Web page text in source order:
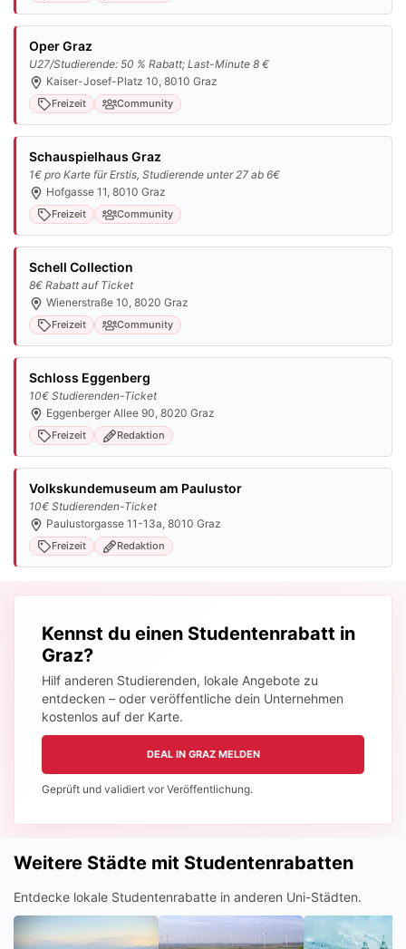
Oper Graz
U27/Studierende: 50 % Rabatt; Last-Minute 8 €
Kaiser-Josef-Platz 10, 8010 Graz
Freizeit Community
Schauspielhaus Graz
1€ pro Karte für Erstis, Studierende unter 27 ab 6€
Hofgasse 11, 8010 Graz
Freizeit Community
Schell Collection
8€ Rabatt auf Ticket
Wienerstraße 10, 8020 Graz
Freizeit Community
Schloss Eggenberg
10€ Studierenden-Ticket
Eggenberger Allee 90, 8020 Graz
Freizeit Redaktion
Volkskundemuseum am Paulustor
10€ Studierenden-Ticket
Paulustorgasse 11-13a, 8010 Graz
Freizeit Redaktion
Kennst du einen Studentenrabatt in
Graz?
Hilf anderen Studierenden, lokale Angebote zu
entdecken – oder veröffentliche dein Unternehmen
kostenlos auf der Karte.
DEAL IN GRAZ MELDEN
Geprüft und validiert vor Veröffentlichung.
Weitere Städte mit Studentenrabatten
Entdecke lokale Studentenrabatte in anderen Uni-Städten.